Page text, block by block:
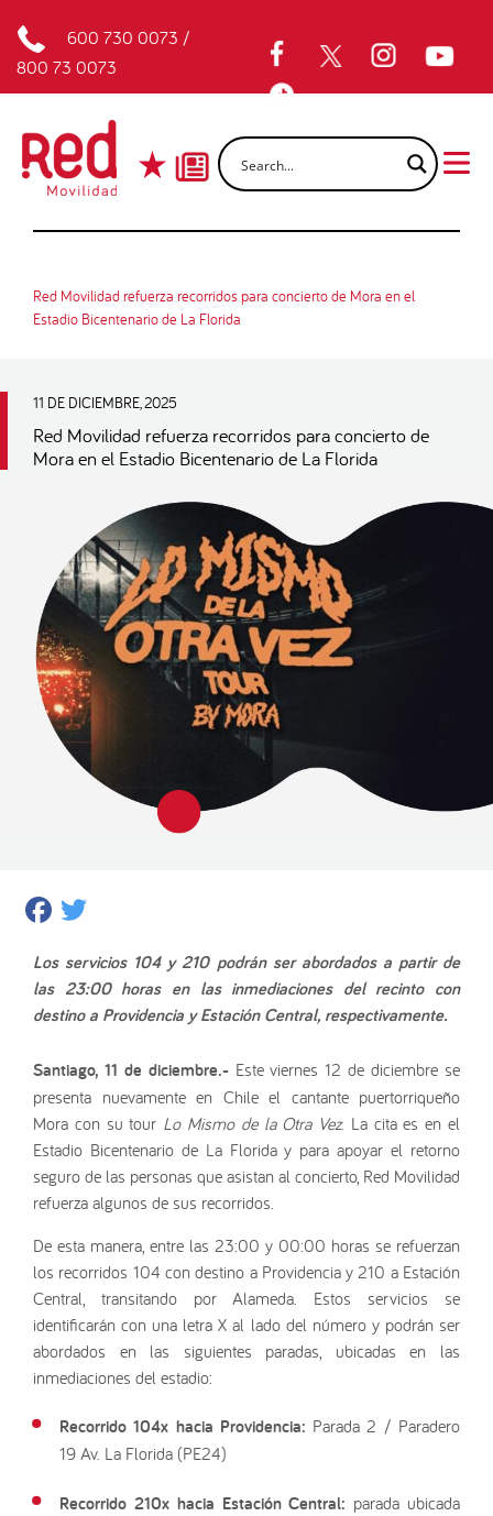
600 730 0073 /
800 73 0073
Red Movilidad refuerza recorridos para concierto de Mora en el
Estadio Bicentenario de La Florida
11 DE DICIEMBRE, 2025
Red Movilidad refuerza recorridos para concierto de
Mora en el Estadio Bicentenario de La Florida
Facebook
Los servicios 104 y 210 podrán ser abordados a partir de
las 23:00 horas en las inmediaciones del recinto con
destino a Providencia y Estación Central, respectivamente.
Santiago, 11 de diciembre.- Este viernes 12 de diciembre se
presenta nuevamente en Chile el cantante puertorriqueño
Mora con su tour Lo Mismo de la Otra Vez. La cita es en el
Estadio Bicentenario de La Florida y para apoyar el retorno
seguro de las personas que asistan al concierto, Red Movilidad
refuerza algunos de sus recorridos.
De esta manera, entre las 23:00 y 00:00 horas se refuerzan
los recorridos 104 con destino a Providencia y 210 a Estación
Central, transitando por Alameda. Estos servicios se
identificarán con una letra X al lado del número y podrán ser
abordados en las siguientes paradas, ubicadas en las
inmediaciones del estadio:
Recorrido 104x hacia Providencia: Parada 2 / Paradero
19 Av. La Florida (PE24)
Recorrido 210x hacia Estación Central: parada ubicada